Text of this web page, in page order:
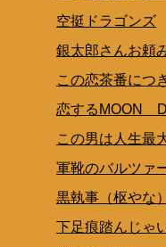
空挺ドラゴンズ
銀太郎さんお頼
この恋茶番につ
恋するMOON
この男は人生最
軍靴のバルツァ
黒執事（枢やな）
下足痕踏んじゃ